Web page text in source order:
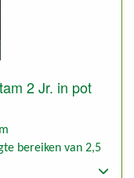
2 Jr. in pot
bereiken van 2,5